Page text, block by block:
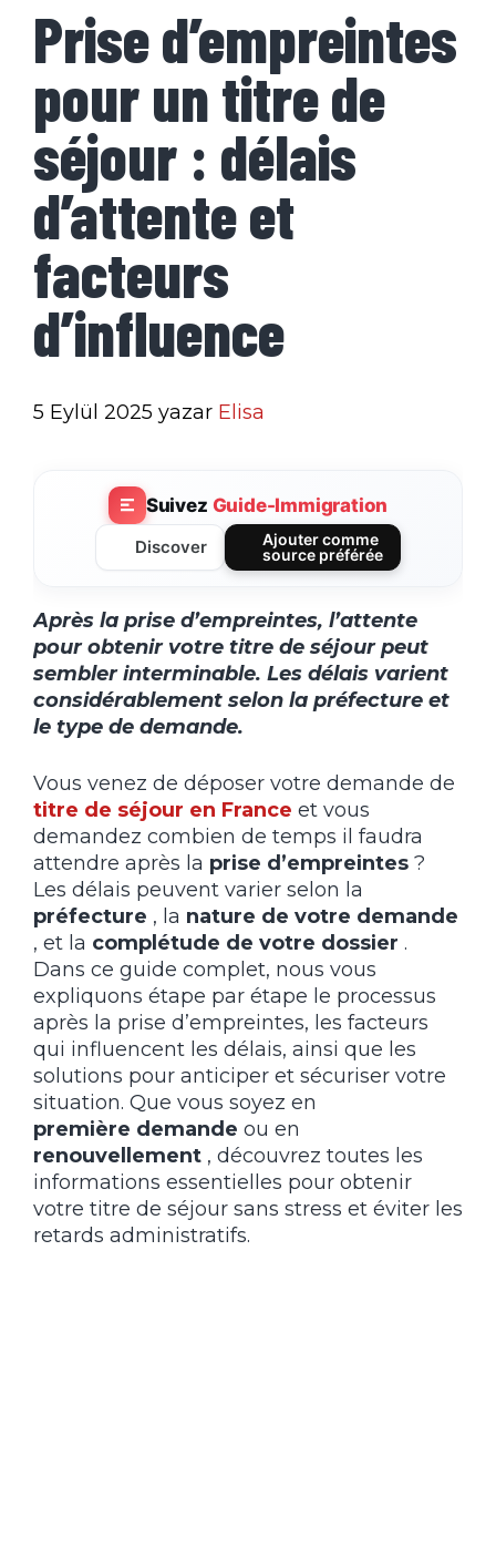
Prise d’empreintes
pour un titre de
séjour : délais
d’attente et
facteurs
d’influence
5 Eylül 2025 yazar Elisa
Suivez Guide-Immigration
Discover
Ajouter comme
source préférée
Après la prise d’empreintes, l’attente
pour obtenir votre titre de séjour peut
sembler interminable. Les délais varient
considérablement selon la préfecture et
le type de demande.
Vous venez de déposer votre demande de
titre de séjour en France et vous
demandez combien de temps il faudra
attendre après la prise d’empreintes ?
Les délais peuvent varier selon la
préfecture , la nature de votre demande
, et la complétude de votre dossier .
Dans ce guide complet, nous vous
expliquons étape par étape le processus
après la prise d’empreintes, les facteurs
qui influencent les délais, ainsi que les
solutions pour anticiper et sécuriser votre
situation. Que vous soyez en
première demande ou en
renouvellement , découvrez toutes les
informations essentielles pour obtenir
votre titre de séjour sans stress et éviter les
retards administratifs.